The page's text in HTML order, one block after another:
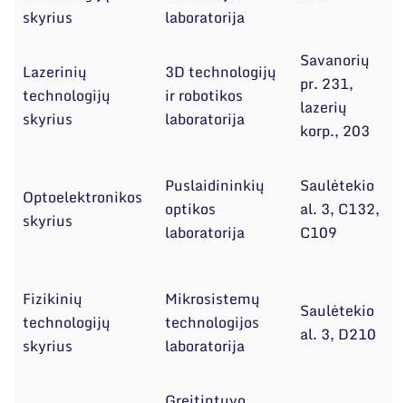
skyrius
laboratorija
Lazerinių
technologijų
skyrius
3D technologijų
ir robotikos
laboratorija
Savanorių
pr. 231,
lazerių
korp., 203
Optoelektronikos
skyrius
Puslaidininkių
optikos
laboratorija
Saulėtekio
al. 3, C132,
C109
Fizikinių
technologijų
skyrius
Mikrosistemų
technologijos
laboratorija
Saulėtekio
al. 3, D210